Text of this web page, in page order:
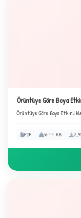
Örüntüye Göre Boya
Örüntüye Göre Boya
PDF 46.77 KB